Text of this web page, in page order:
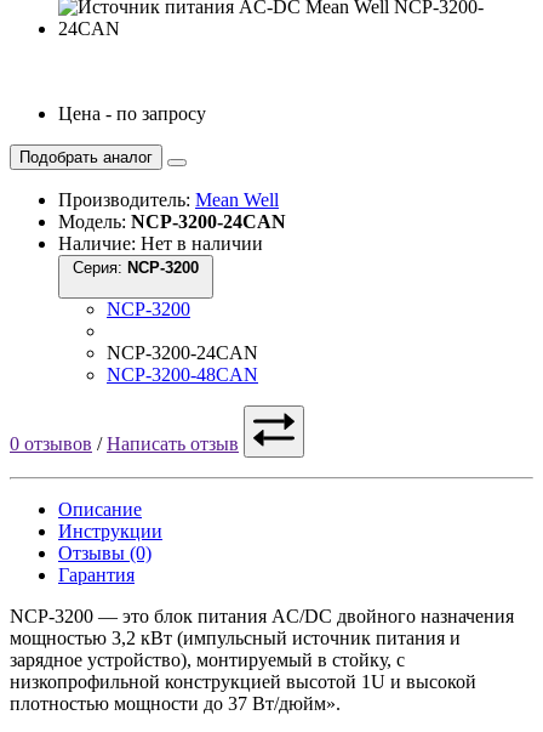
Цена - по запросу
Подобрать аналог
Производитель: Mean Well
Модель: NCP-3200-24CAN
Наличие: Нет в наличии
Серия:
NCP-3200
NCP-3200-24CAN
NCP-3200-48CAN
0 отзывов /Написать отзыв
Описание
Инструкции
Отзывы (0)
Гарантия
NCP-3200 — это блок питания AC/DC двойного назначения
мощностью 3,2 кВт (импульсный источник питания и
зарядное устройство), монтируемый в стойку, с
низкопрофильной конструкцией высотой 1U и высокой
плотностью мощности до 37 Вт/дюйм».